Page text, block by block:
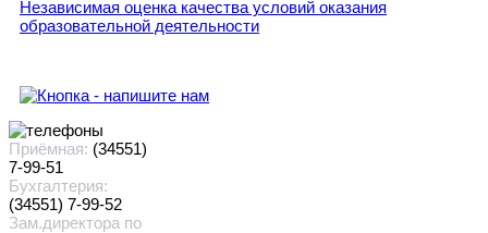
Независимая оценка качества условий оказания
образовательной деятельности
Приёмная: (34551)
7-99-51
Бухгалтерия:
(34551) 7-99-52
Зам.директора по